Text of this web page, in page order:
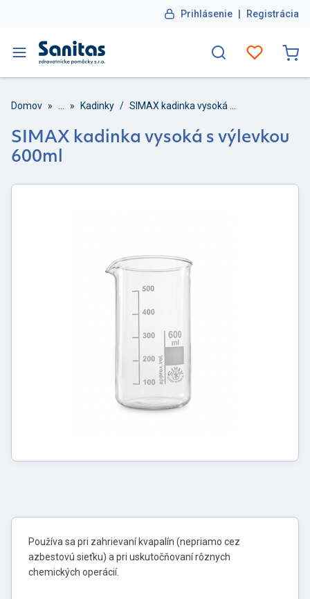
Prihlásenie | Registrácia
Domov » » Kadinky /
SIMAX kadinka vysoká s výlevkou
600ml
Používa sa pri zahrievaní kvapalín (nepriamo cez
azbestovú sieťku) a pri uskutočňovaní rôznych
chemických operácií.